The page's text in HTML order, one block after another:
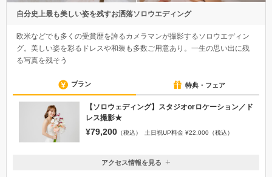
自分史上最も美しい姿を残すお洒落ソロウエディング
欧米などでも多くの受賞歴を誇るカメラマンが撮影するソロウエディン
グ。美しい姿を彩るドレスや和装も多数ご用意あり。一生の思い出に残
る写真を残そう
プラン 特典・フェア
【ソロウェディング】スタジオorロケーション／ド
レス撮影★
¥79,200 （税込） 土日祝UP料金 ¥22,000（税込）
アクセス情報を見る